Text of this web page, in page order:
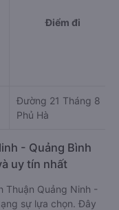
Điểm đi
Đường 21 Tháng 8
Phủ Hà
- Quảng Bình
uy tín nhất
Thuận Quảng Ninh -
sự lựa chọn. Đây